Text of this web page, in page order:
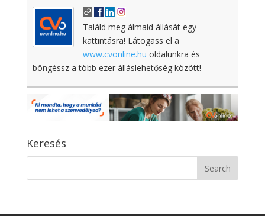
Találd meg álmaid állását egy
kattintásra! Látogass el a
www.cvonline.hu oldalunkra és
böngéssz a több ezer álláslehetőség között!
Keresés